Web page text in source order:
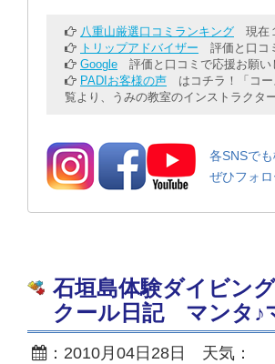
八重山厳選口コミランキング 現在
トリップアドバイザー 評価と口コ
Google 評価と口コミで応援お願い
PADIお客様の声 はコチラ！「コー
覧より、うみの教室のインストラクタ
各SNSで
ぜひフォ
石垣島体験ダイビン
クール日記 マンタ♪
：2010月04日28日 天気：